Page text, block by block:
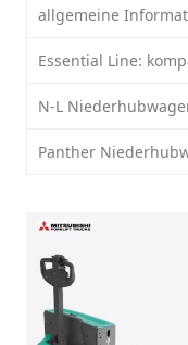
allgemeine
Essential Line:
N-L
Panther